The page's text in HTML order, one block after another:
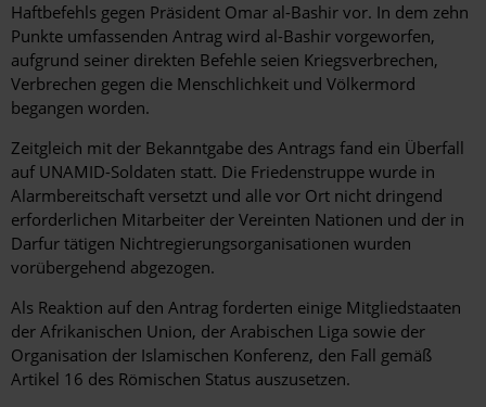
Haftbefehls gegen Präsident Omar al-Bashir vor. In dem zehn
Punkte umfassenden Antrag wird al-Bashir vorgeworfen,
aufgrund seiner direkten Befehle seien Kriegsverbrechen,
Verbrechen gegen die Menschlichkeit und Völkermord
begangen worden.
Zeitgleich mit der Bekanntgabe des Antrags fand ein Überfall
auf UNAMID-Soldaten statt. Die Friedenstruppe wurde in
Alarmbereitschaft versetzt und alle vor Ort nicht dringend
erforderlichen Mitarbeiter der Vereinten Nationen und der in
Darfur tätigen Nichtregierungsorganisationen wurden
vorübergehend abgezogen.
Als Reaktion auf den Antrag forderten einige Mitgliedstaaten
der Afrikanischen Union, der Arabischen Liga sowie der
Organisation der Islamischen Konferenz, den Fall gemäß
Artikel 16 des Römischen Status auszusetzen.